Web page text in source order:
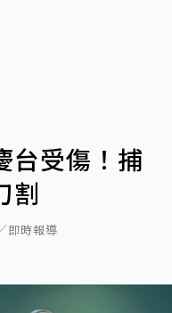
台受傷！捕
割
即時報導